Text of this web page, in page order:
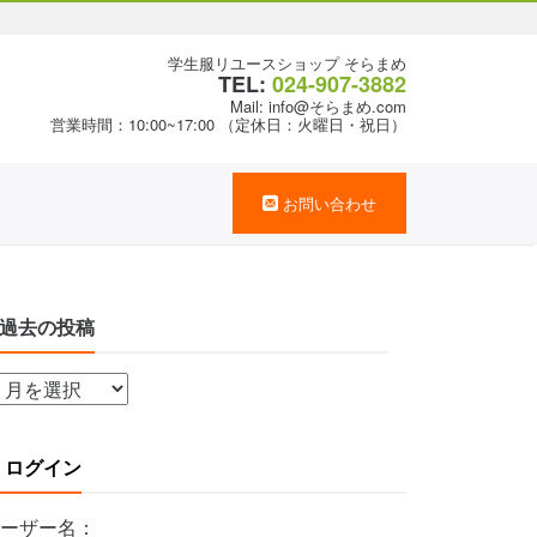
学生服リユースショップ そらまめ
TEL: 024-907-3882
Mail: info@そらまめ.com
営業時間：10:00~17:00 （定休日：火曜日・祝日）
お問い合わせ
去の投稿
ログイン
ザー名：